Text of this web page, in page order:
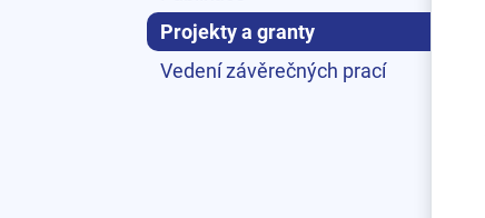
Projekty a granty
Vedení závěrečných prací